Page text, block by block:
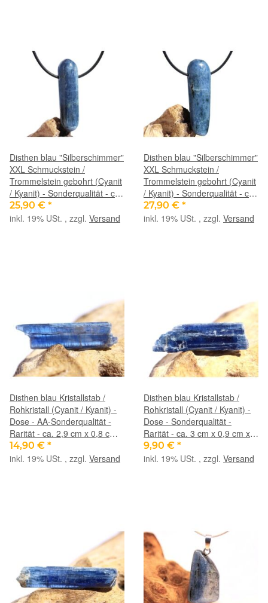
Disthen blau "Silberschimmer"
XXL Schmuckstein /
Trommelstein gebohrt (Cyanit
/ Kyanit) - Sonderqualität - ca.
4,3 cm x 1,2 cm x 1,1 cm
25,90 € *
inkl. 19% USt. , zzgl. Versand
Disthen blau "Silberschimmer"
XXL Schmuckstein /
Trommelstein gebohrt (Cyanit
/ Kyanit) - Sonderqualität - ca.
4,8 cm x 1,5 cm x 1 cm
27,90 € *
inkl. 19% USt. , zzgl. Versand
Disthen blau Kristallstab /
Rohkristall (Cyanit / Kyanit) -
Dose - AA-Sonderqualität -
Rarität - ca. 2,9 cm x 0,8 cm x
0,3 cm (Fairer Handel/GKS)
14,90 € *
inkl. 19% USt. , zzgl. Versand
Disthen blau Kristallstab /
Rohkristall (Cyanit / Kyanit) -
Dose - Sonderqualität -
Rarität - ca. 3 cm x 0,9 cm x
0,5 cm (Fairer Handel/GKS)
9,90 € *
inkl. 19% USt. , zzgl. Versand